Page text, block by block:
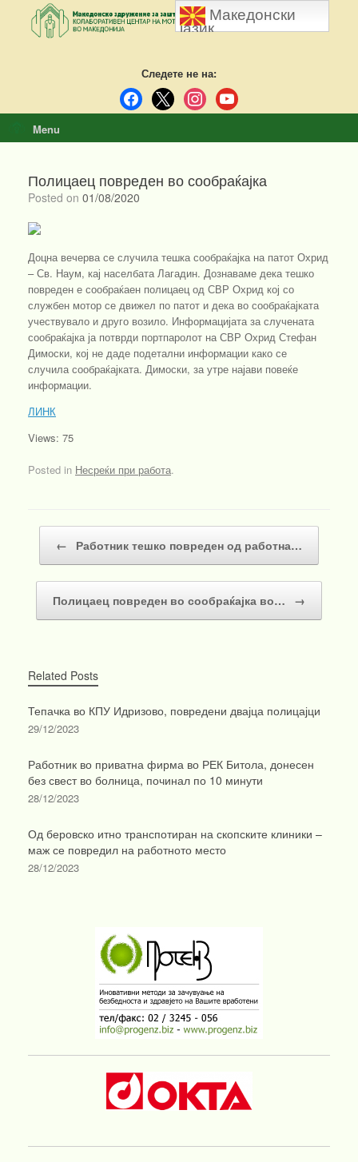
content
Следете не на:
facebook
x instagramyoutube
Menu
Полицаец повреден во сообраќајка
Posted on 01/08/2020
Доцна вечерва се случила тешка сообраќајка на патот Охрид
– Св. Наум, кај населбата Лагадин. Дознаваме дека тешко
повреден е сообраќаен полицаец од СВР Охрид кој со
службен мотор се движел по патот и дека во сообраќајката
учествувало и друго возило. Информацијата за случената
сообраќајка ја потврди портпаролот на СВР Охрид Стефан
Димоски, кој не даде подетални информации како се
случила сообраќајката. Димоски, за утре најави повеќе
информации.
ЛИНК
Views: 75
Posted in Несреќи при работа.
← Работник тешко повреден од работна…
Полицаец повреден во сообраќајка во… →
Related Posts
Тепачка во КПУ Идризово, повредени двајца полицајци
29/12/2023
Работник во приватна фирма во РЕК Битола, донесен
без свест во болница, починал по 10 минути
28/12/2023
Од беровско итно транспотиран на скопските клиники –
маж се повредил на работното место
28/12/2023
Македонски
јазик